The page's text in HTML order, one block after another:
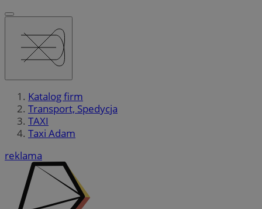
Katalog firm
Transport, Spedycja
TAXI
Taxi Adam
reklama